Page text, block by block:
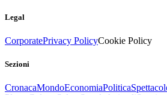
Legal
CorporatePrivacy PolicyCookie Policy
Sezioni
CronacaMondoEconomiaPolitica